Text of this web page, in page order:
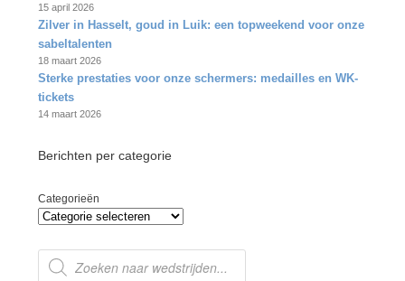
15 april 2026
Zilver in Hasselt, goud in Luik: een topweekend voor onze
sabeltalenten
18 maart 2026
Sterke prestaties voor onze schermers: medailles en WK-
tickets
14 maart 2026
Berichten per categorie
Categorieën
Producten
zoeken